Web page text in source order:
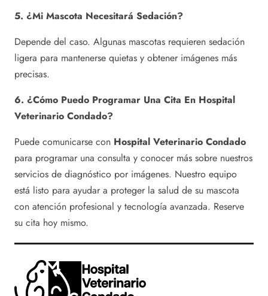
5. ¿Mi Mascota Necesitará Sedación?
Depende del caso. Algunas mascotas requieren sedación
ligera para mantenerse quietas y obtener imágenes más
precisas.
6. ¿Cómo Puedo Programar Una Cita En Hospital
Veterinario Condado?
Puede comunicarse con Hospital Veterinario Condado
para programar una consulta y conocer más sobre nuestros
servicios de diagnóstico por imágenes. Nuestro equipo
está listo para ayudar a proteger la salud de su mascota
con atención profesional y tecnología avanzada. Reserve
su cita hoy mismo.